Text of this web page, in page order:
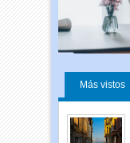
Más vistos